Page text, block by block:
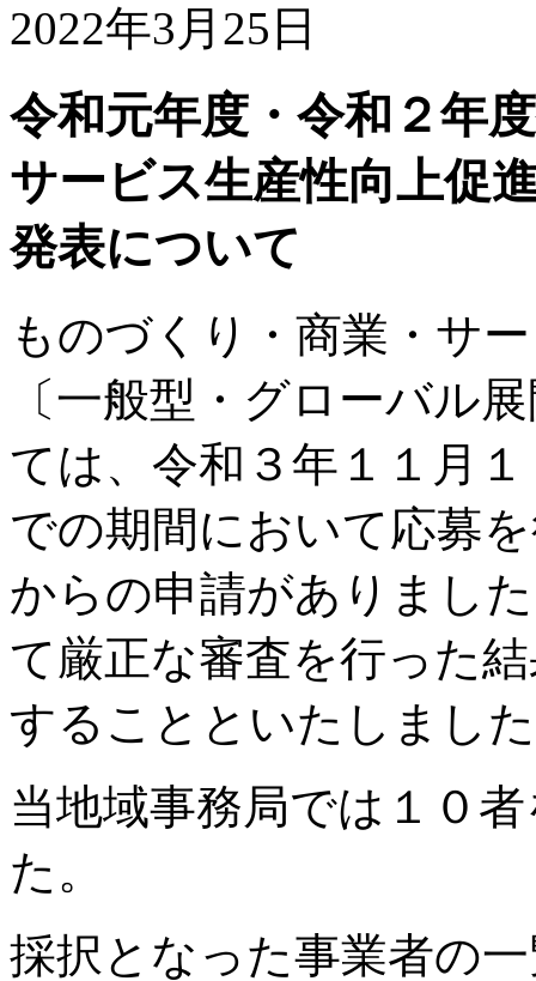
2022年3月25日
令和元年度・令和２年
サービス生産性向上促
発表について
ものづくり・商業・サ
〔一般型・グローバル
ては、令和３年１１月
での期間において応募
からの申請がありまし
て厳正な審査を行った
することといたしまし
当地域事務局では１０
た。
採択となった事業者の